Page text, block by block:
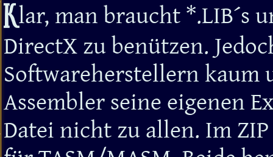
Klar, man braucht *.LIB´s
DirectX zu benützen.
Softwareherstellern kaum
Assembler seine eigenen
Datei nicht zu allen. Im